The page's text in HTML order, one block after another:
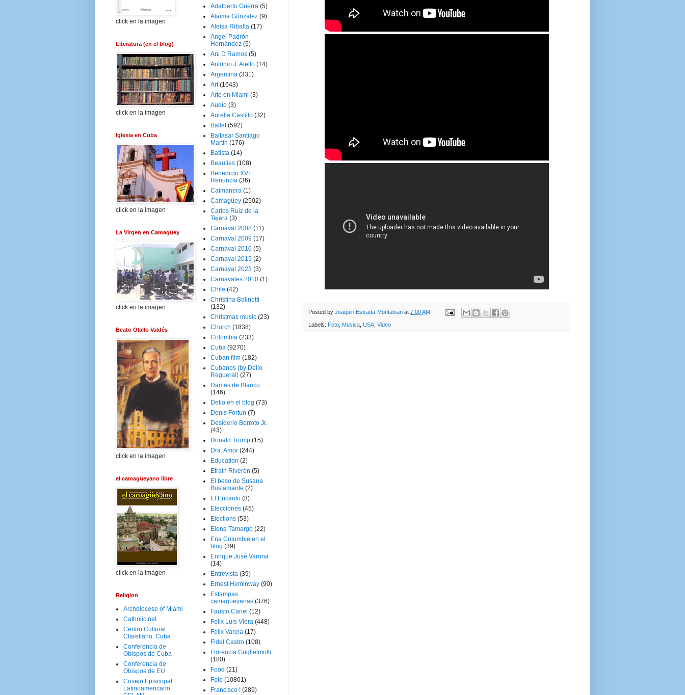
Posted by Joaquin Estrada-Montalvan at 7:00 AM
Labels: Foto Musica USA Video
click en la imagen
Literatura (en el blog)
click en la imagen
Iglesia en Cuba
click en la imagen
La Virgen en Camagüey
click en la imagen
Beato Olallo Valdés
click en la imagen
el camagüeyano libre
click en la imagen
Religion
Archdiocese of Miami
Catholic.net
Centro Cultural
Claretiano. Cuba
Conferencia de
Obispos de Cuba
Conferencia de
Obispos de EU
Cosejo Episcopal
Latinoamericano.
Adalberto Guerra (5)
Alaima Gónzalez (9)
Aleisa Ribalta (17)
Angel Padrón
Hernández (5)
Ani D Ramos (5)
Antonio J. Aiello (14)
Argentina (331)
Art (1643)
Arte en Miami (3)
Audio (3)
Aurelia Castillo (32)
Ballet (592)
Baltasar Santiago
Martín (176)
Batista (14)
Beauties (108)
Benedicto XVI
Renuncia (36)
Caimanera (1)
Camagüey (2502)
Carlos Ruiz de la
Tejera (3)
Carnaval 2008 (11)
Carnaval 2009 (17)
Carnaval 2010 (5)
Carnaval 2015 (2)
Carnaval 2023 (3)
Carnavales 2010 (1)
Chile (42)
Christina Balinotti
(132)
Christmas music (23)
Church (1838)
Colombia (233)
Cuba (9270)
Cuban film (182)
Cubanos (by Delio
Regueral) (27)
Damas de Blanco
(146)
Delio en el blog (73)
Denis Fortun (7)
Desiderio Borroto Jr.
(43)
Donald Trump (15)
Dra. Amor (244)
Education (2)
Efraín Riverón (5)
El beso de Susana
Bustamante (2)
El Encanto (8)
Elecciones (45)
Elections (53)
Elena Tamargo (22)
Ena Columbie en el
blog (39)
Enrique José Varona
(14)
Entrevista (39)
Ernest Heminway (90)
Estampas
camagüeyanas (376)
Fausto Canel (12)
Felix Luis Viera (448)
Félix Varela (17)
Fidel Castro (108)
Florencia Guglielmotti
(180)
Food (21)
Foto (10801)
Francisco I
(289)